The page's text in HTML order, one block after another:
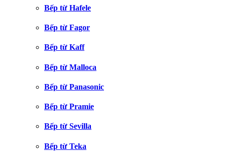
Bếp từ Hafele
Bếp từ Fagor
Bếp từ Kaff
Bếp từ Malloca
Bếp từ Panasonic
Bếp từ Pramie
Bếp từ Sevilla
Bếp từ Teka